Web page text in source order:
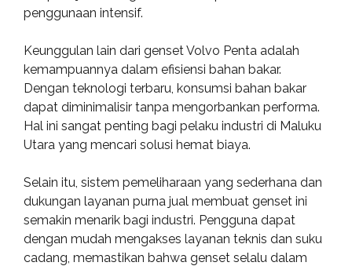
penggunaan intensif.
Keunggulan lain dari genset Volvo Penta adalah
kemampuannya dalam efisiensi bahan bakar.
Dengan teknologi terbaru, konsumsi bahan bakar
dapat diminimalisir tanpa mengorbankan performa.
Hal ini sangat penting bagi pelaku industri di Maluku
Utara yang mencari solusi hemat biaya.
Selain itu, sistem pemeliharaan yang sederhana dan
dukungan layanan purna jual membuat genset ini
semakin menarik bagi industri. Pengguna dapat
dengan mudah mengakses layanan teknis dan suku
cadang, memastikan bahwa genset selalu dalam